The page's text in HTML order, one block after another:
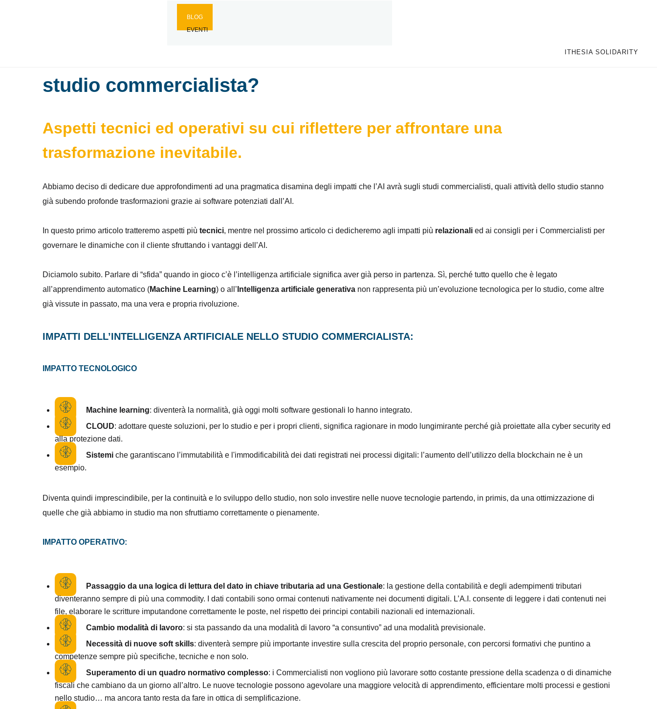
BLOG
EVENTI
ITHESIA SOLIDARITY
Quali impatti ed ambiti toccherà l’intelligenza artificiale nello
studio commercialista?
Aspetti tecnici ed operativi su cui riflettere per affrontare una
trasformazione inevitabile.
Abbiamo deciso di dedicare due approfondimenti ad una pragmatica disamina degli impatti che l’AI avrà sugli studi commercialisti, quali attività dello studio stanno
già subendo profonde trasformazioni grazie ai software potenziati dall’AI.
In questo primo articolo tratteremo aspetti più tecnici, mentre nel prossimo articolo ci dedicheremo agli impatti più relazionali ed ai consigli per i Commercialisti per
governare le dinamiche con il cliente sfruttando i vantaggi dell’AI.
Diciamolo subito. Parlare di “sfida” quando in gioco c’è l’intelligenza artificiale significa aver già perso in partenza. Sì, perché tutto quello che è legato
all’apprendimento automatico (Machine Learning) o all’ Intelligenza artificiale generativa non rappresenta più un’evoluzione tecnologica per lo studio, come altre
già vissute in passato, ma una vera e propria rivoluzione.
IMPATTI DELL’INTELLIGENZA ARTIFICIALE NELLO STUDIO COMMERCIALISTA:
IMPATTO TECNOLOGICO
Machine learning: diventerà la normalità, già oggi molti software gestionali lo hanno integrato.
CLOUD: adottare queste soluzioni, per lo studio e per i propri clienti, significa ragionare in modo lungimirante perché già proiettate alla cyber security ed
alla protezione dati.
Sistemi che garantiscano l’immutabilità e l'immodificabilità dei dati registrati nei processi digitali: l’aumento dell’utilizzo della blockchain ne è un
esempio.
Diventa quindi imprescindibile, per la continuità e lo sviluppo dello studio, non solo investire nelle nuove tecnologie partendo, in primis, da una ottimizzazione di
quelle che già abbiamo in studio ma non sfruttiamo correttamente o pienamente.
IMPATTO OPERATIVO:
Passaggio da una logica di lettura del dato in chiave tributaria ad una Gestionale: la gestione della contabilità e degli adempimenti tributari
diventeranno sempre di più una commodity. I dati contabili sono ormai contenuti nativamente nei documenti digitali. L’A.I. consente di leggere i dati contenuti nei
file, elaborare le scritture imputandone correttamente le poste, nel rispetto dei principi contabili nazionali ed internazionali.
Cambio modalità di lavoro: si sta passando da una modalità di lavoro “a consuntivo” ad una modalità previsionale.
Necessità di nuove soft skills: diventerà sempre più importante investire sulla crescita del proprio personale, con percorsi formativi che puntino a
competenze sempre più specifiche, tecniche e non solo.
Superamento di un quadro normativo complesso: i Commercialisti non vogliono più lavorare sotto costante pressione della scadenza o di dinamiche
fiscali che cambiano da un giorno all’altro. Le nuove tecnologie possono agevolare una maggiore velocità di apprendimento, efficientare molti processi e gestioni
nello studio… ma ancora tanto resta da fare in ottica di semplificazione.